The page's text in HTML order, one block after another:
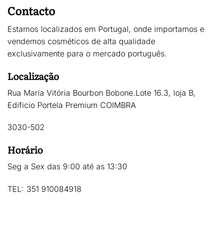
Contacto
Estamos localizados em Portugal, onde importamos e
vendemos cosméticos de alta qualidade
exclusivamente para o mercado português.
Localização
Rua Maria Vitória Bourbon Bobone.Lote 16.3, loja B,
Edificio Portela Premium COIMBRA
3030-502
Horário
Seg a Sex das 9:00 até as 13:30
TEL: 351 910084918